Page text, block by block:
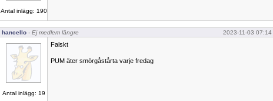
Antal inlägg: 190
hancello - Ej medlem längre 2023-11-03 07:14
Antal inlägg: 19
Falskt
PUM äter smörgåstårta varje fredag